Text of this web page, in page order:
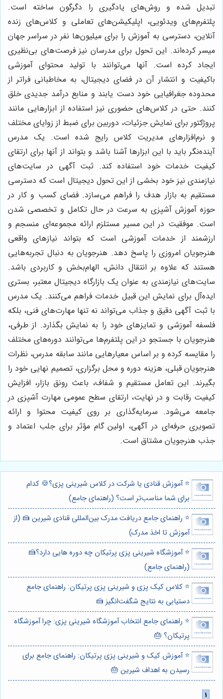
تبدیل شده و روش‌های یادگیری را دگرگون ساخته است.
پلتفرم‌های ویدئویی، اپلیکیشن‌های تعاملی و کلاس‌های زنده
آنلاین، دسترسی به آموزش را برای میلیون‌ها نفر در سراسر جهان
میسر کرده‌اند. این تحول برای مدرسان نیز فرصت‌های بی‌نظیری
ایجاد کرده است. آنها می‌توانند با تولید محتوای آموزشی
باکیفیت و انتشار آن در فضای دیجیتال، به مخاطبانی فراتر از
محدوده جغرافیایی خود دست یابند و منابع درآمد جدیدی خلق
کنند. حتی در کلاس‌های حضوری نیز استفاده از ابزارهایی مانند
پروژکتور برای نمایش جزئیات، دوربین برای ضبط از زوایای مختلف
و نرم‌افزارهای مدیریت کلاس رایج شده است. یک مدرس
آینده‌نگر باید با این ابزارها آشنا باشد و بتواند از آنها برای ارتقای
کیفیت خدمات خود استفاده کند. ثبت آگهی در سایت‌های
نیازمندی نیز خود بخشی از این تحول دیجیتال است که دسترسی
مستقیم به بازار هدف را فراهم می‌سازد. فضای کسب و کار در
حوزه آموزش آشپزی به سرعت در حال تکامل و تخصصی شدن
است. موفقیت در این مسیر مستلزم ارائه مجموعه‌ای منسجم و
ارزشمند از خدمات آموزشی است که بتواند نیازهای واقعی
هنرجویان امروزی را پاسخ دهد. هنرجویان به دنبال تجربه‌هایی
هستند که علاوه بر انتقال دانش، الهام‌بخش و کاربردی باشد.
سایت‌های نیازمندی به عنوان یک بازارگاه دیجیتال معتبر، بستری
ایده‌آل برای نمایش این قبیل خدمات فراهم می‌کنند. یک مدرس
با ثبت آگهی دقیق و جذاب می‌تواند نه تنها مهارت‌های فنی، بلکه
فلسفه آموزشی و تمایزهای خود را به نمایش بگذارد. از طرفی،
هنرجویان با جستجو در این پلتفرم‌ها می‌توانند دوره‌های مختلف
را مقایسه کرده و بر اساس معیارهایی مانند سابقه مدرس، نظرات
هنرجویان قبلی، هزینه دوره و محل برگزاری، تصمیم نهایی خود را
بگیرند. این تعامل مستقیم و شفاف، باعث رونق بازار، افزایش
کیفیت رقابت و در نهایت، ارتقای سطح عمومی مهارت آشپزی در
جامعه می‌شود. سرمایه‌گذاری بر روی کیفیت محتوا و ارائه
تصویری حرفه‌ای در آگهی، اولین گام مؤثر برای جلب اعتماد و
جذب هنرجویان مشتاق است.
⭐️ آموزش قنادی یا شرکت در کلاس شیرینی پزی؟🍪 کدام
برای شما مناسب‌تر است؟ (راهنمای جامع)
⭐️ راهنمای جامع دریافت مدرک بین‌المللی قنادی شیرین 🍰 (از
آموزش تا اخذ مدرک)
⭐️ آموزشگاه شیرینی پزی پرتیکان چه دوره هایی دارد؟🍰
(راهنمای جامع)
⭐️ کلاس کیک پزی و شیرینی پزی پرتیکان: راهنمای جامع
دستیابی به نتایج شگفت‌انگیز 🍰
⭐️ راهنمای جامع انتخاب آموزشگاه شیرینی پزی: چرا آموزشگاه
پرتیکان؟ 🎂
⭐️ آموزش کیک و شیرینی پزی پرتیکان: راهنمای جامع برای
رسیدن به اهداف شیرین 🎂